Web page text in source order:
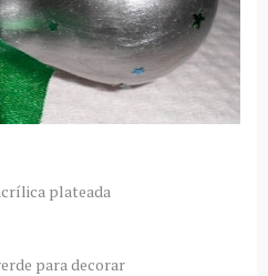
plateada
para decorar